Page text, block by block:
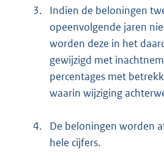
3.
Indien de beloningen
opeenvolgende jaren
worden deze in het
gewijzigd met
percentages met
waarin wijziging
4.
De beloningen worden
hele cijfers.